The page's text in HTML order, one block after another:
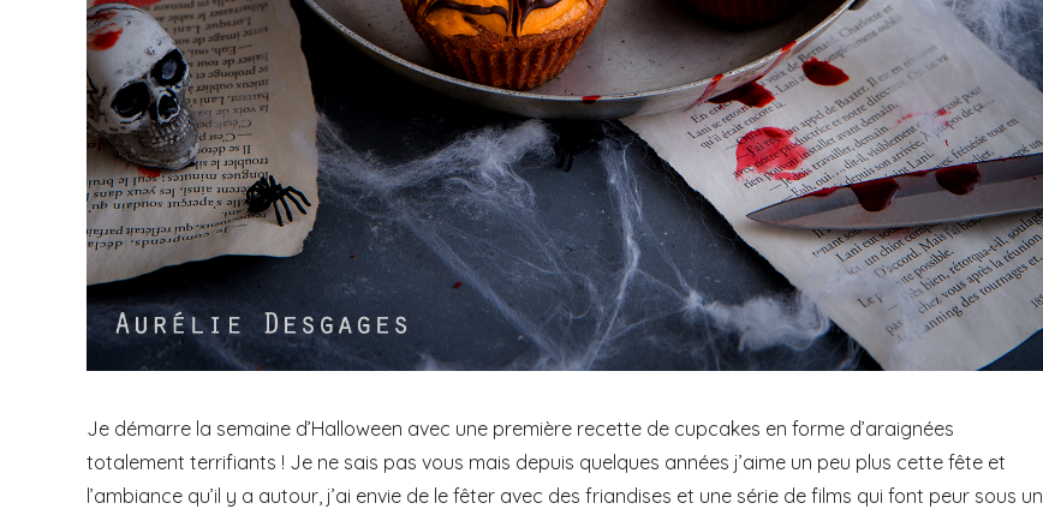
Je démarre la semaine d’Halloween avec une première recette de cupcakes en forme d’araignées
totalement terrifiants ! Je ne sais pas vous mais depuis quelques années j’aime un peu plus cette fête et
l’ambiance qu’il y a autour, j’ai envie de le fêter avec des friandises et une série de films qui font peur sous un